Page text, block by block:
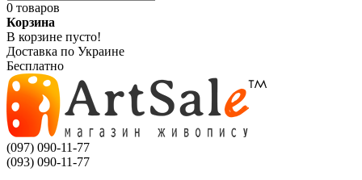
0 товаров
Корзина
В корзине пусто!
Доставка по Украине
Бесплатно
(097) 090-11-77
(093) 090-11-77